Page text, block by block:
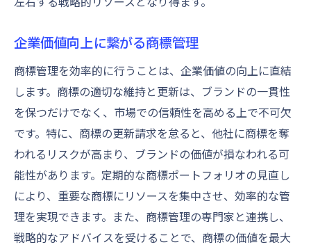
活用法
コストを抑えるための商標権更新戦略
商標権維持のための継続的な市場監視
効率的な商標管理システムの導入
商標権更新をスムーズにするためのヒント
企業価値向上に繋がる商標管理
商標管理を効率的に行うことは、企業価値の向上に直結
します。商標の適切な維持と更新は、ブランドの一貫性
を保つだけでなく、市場での信頼性を高める上で不可欠
です。特に、商標の更新請求を怠ると、他社に商標を奪
われるリスクが高まり、ブランドの価値が損なわれる可
能性があります。定期的な商標ポートフォリオの見直し
により、重要な商標にリソースを集中させ、効率的な管
理を実現できます。また、商標管理の専門家と連携し、
戦略的なアドバイスを受けることで、商標の価値を最大